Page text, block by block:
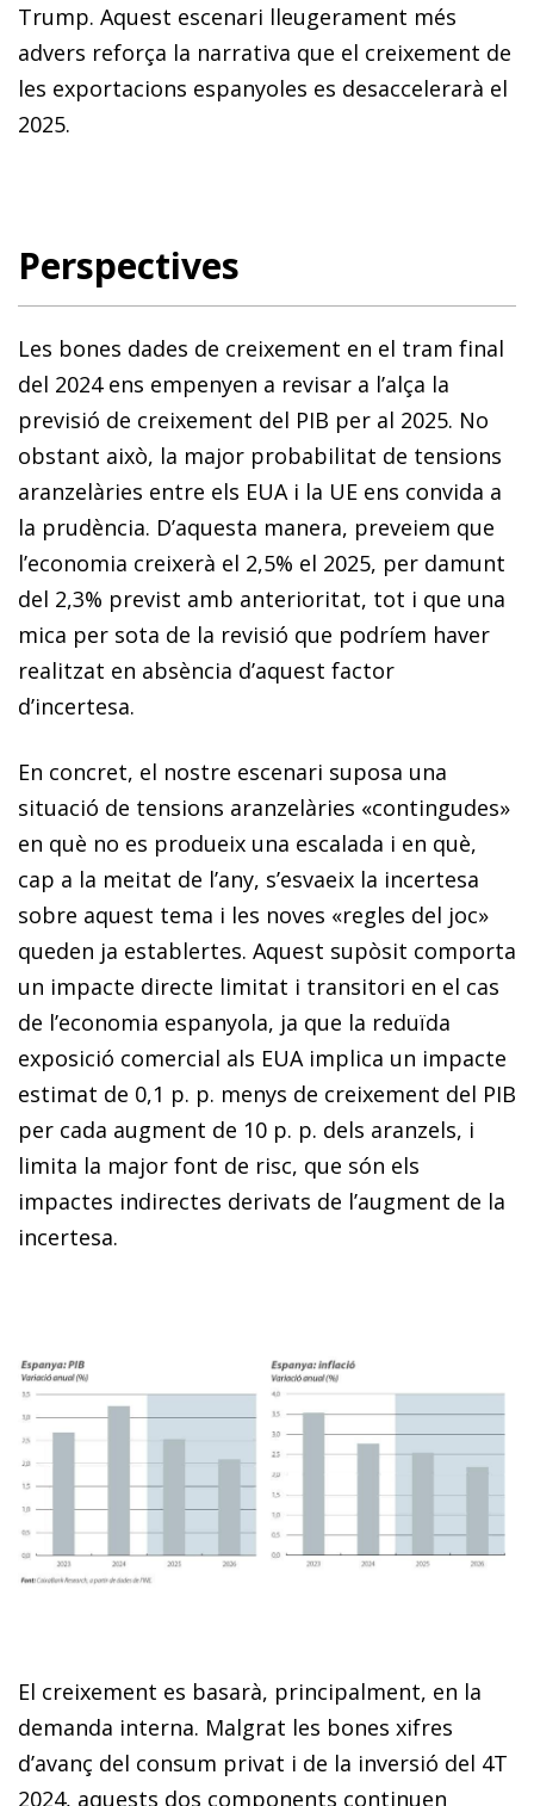
Trump. Aquest escenari lleugerament més
advers reforça la narrativa que el creixement de
les exportacions espanyoles es desaccelerarà el
2025.
Perspectives
Les bones dades de creixement en el tram final
del 2024 ens empenyen a revisar a l’alça la
previsió de creixement del PIB per al 2025. No
obstant això, la major probabilitat de tensions
aranzelàries entre els EUA i la UE ens convida a
la prudència. D’aquesta manera, preveiem que
l’economia creixerà el 2,5% el 2025, per damunt
del 2,3% previst amb anterioritat, tot i que una
mica per sota de la revisió que podríem haver
realitzat en absència d’aquest factor
d’incertesa.
En concret, el nostre escenari suposa una
situació de tensions aranzelàries «contingudes»
en què no es produeix una escalada i en què,
cap a la meitat de l’any, s’esvaeix la incertesa
sobre aquest tema i les noves «regles del joc»
queden ja establertes. Aquest supòsit comporta
un impacte directe limitat i transitori en el cas
de l’economia espanyola, ja que la reduïda
exposició comercial als EUA implica un impacte
estimat de 0,1 p. p. menys de creixement del PIB
per cada augment de 10 p. p. dels aranzels, i
limita la major font de risc, que són els
impactes indirectes derivats de l’augment de la
incertesa.
El creixement es basarà, principalment, en la
demanda interna. Malgrat les bones xifres
d’avanç del consum privat i de la inversió del 4T
2024, aquests dos components continuen